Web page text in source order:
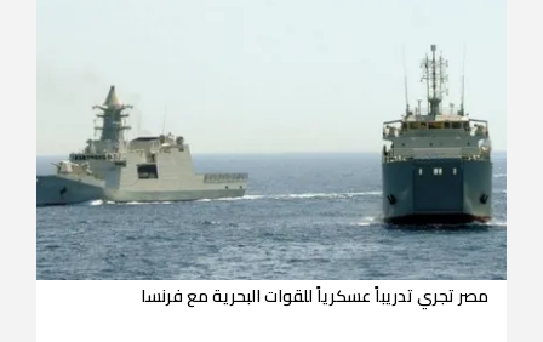
مصر تجري تدريباً عسكرياً للقوات البحرية مع فرنسا